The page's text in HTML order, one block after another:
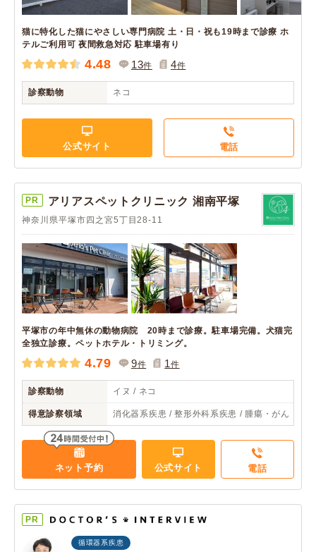
猫に特化した猫にやさしい専門病院 土・日・祝も19時まで診療 ホ
テルご利用可 夜間救急対応 駐車場有り
4.48 13件 4件
診察動物 ネコ
公式サイト 電話
PR アリアスペットクリニック 湘南平塚
神奈川県平塚市四之宮5丁目28-11
平塚市の年中無休の動物病院 20時まで診療。駐車場完備。犬猫完
全独立診療。ペットホテル・トリミング。
4.79 9件 1件
診察動物 イヌ / ネコ
得意診察領域 消化器系疾患 / 整形外科系疾患 / 腫瘍・がん
ネット予約 公式サイト 電話
PR
循環器系疾患